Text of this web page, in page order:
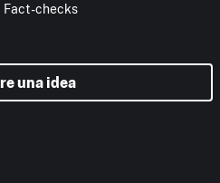
Fact-checks
una idea